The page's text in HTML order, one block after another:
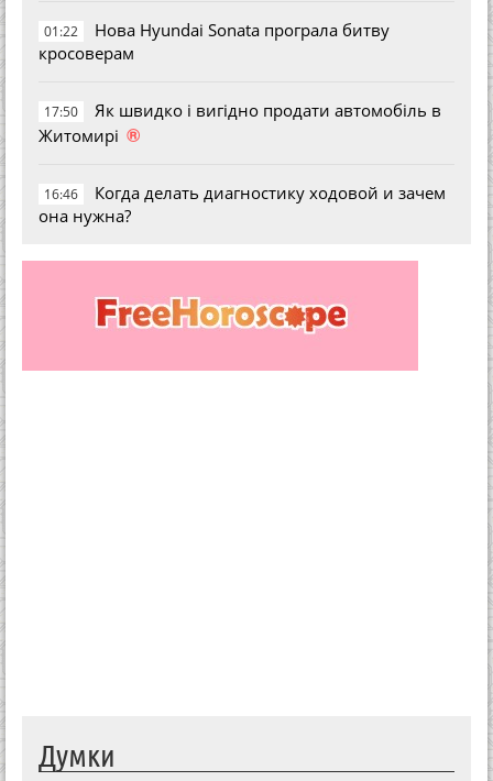
01:22
Нова Hyundai Sonata програла битву
кросоверам
17:50
Як швидко і вигідно продати автомобіль в
Житомирі ®
16:46
Когда делать диагностику ходовой и зачем
она нужна?
Думки